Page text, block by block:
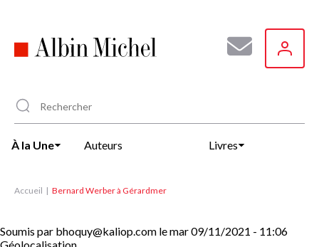
principal
À la Une Auteurs Livres
Accueil Bernard Werber à Gérardmer
Soumis par bhoquy@kaliop.com lemar 09/11/2021 - 11:06